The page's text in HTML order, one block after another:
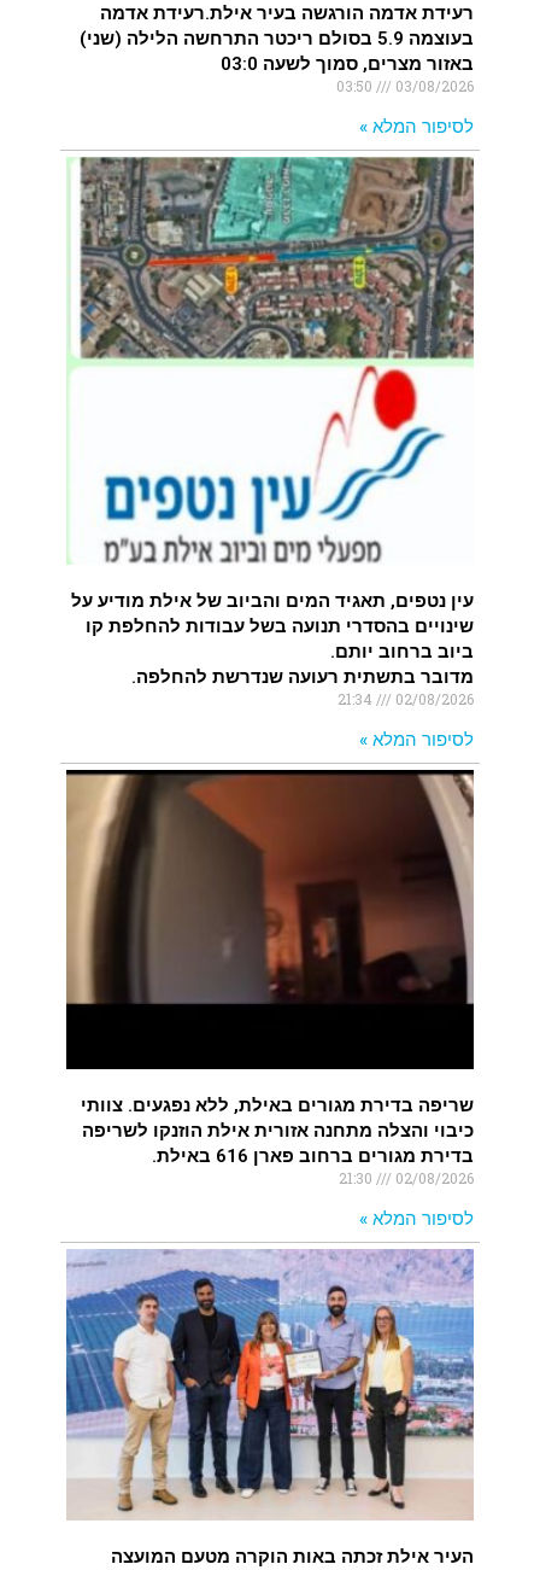
רעידת אדמה הורגשה בעיר אילת.רעידת אדמה
בעוצמה 5.9 בסולם ריכטר התרחשה הלילה (שני)
באזור מצרים, סמוך לשעה 03:0
03/08/2026
לסיפור המלא »
עין נטפים, תאגיד המים והביוב של אילת מודיע על
שינויים בהסדרי תנועה בשל עבודות להחלפת קו
ביוב ברחוב יותם.
מדובר בתשתית רעועה שנדרשת להחלפה.
02/08/2026
לסיפור המלא »
שריפה בדירת מגורים באילת, ללא נפגעים. צוותי
כיבוי והצלה מתחנה אזורית אילת הוזנקו לשריפה
בדירת מגורים ברחוב פארן 616 באילת.
02/08/2026
לסיפור המלא »
העיר אילת זכתה באות הוקרה מטעם המועצה